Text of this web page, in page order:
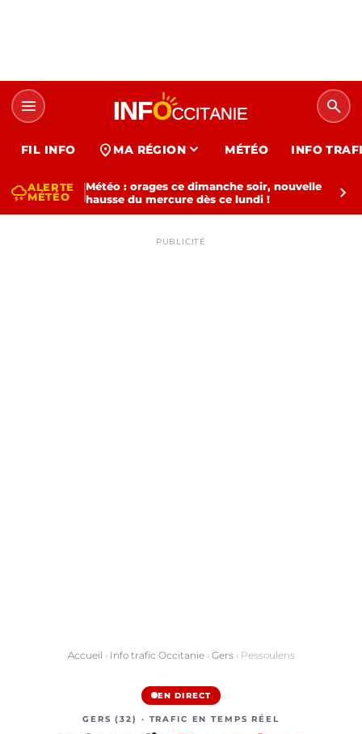
menu search
FIL INFO location_on MA RÉGION expand_more MÉTÉO INFO
thunderstormALERTE
MÉTÉO
Météo : orages ce dimanche soir, nouvelle
hausse du mercure dès ce lundi !
chevron_right
PUBLICITÉ
Accueil › Info trafic Occitanie› Gers› Pessoulens
EN DIRECT
GERS (32) · TRAFIC EN TEMPS RÉEL